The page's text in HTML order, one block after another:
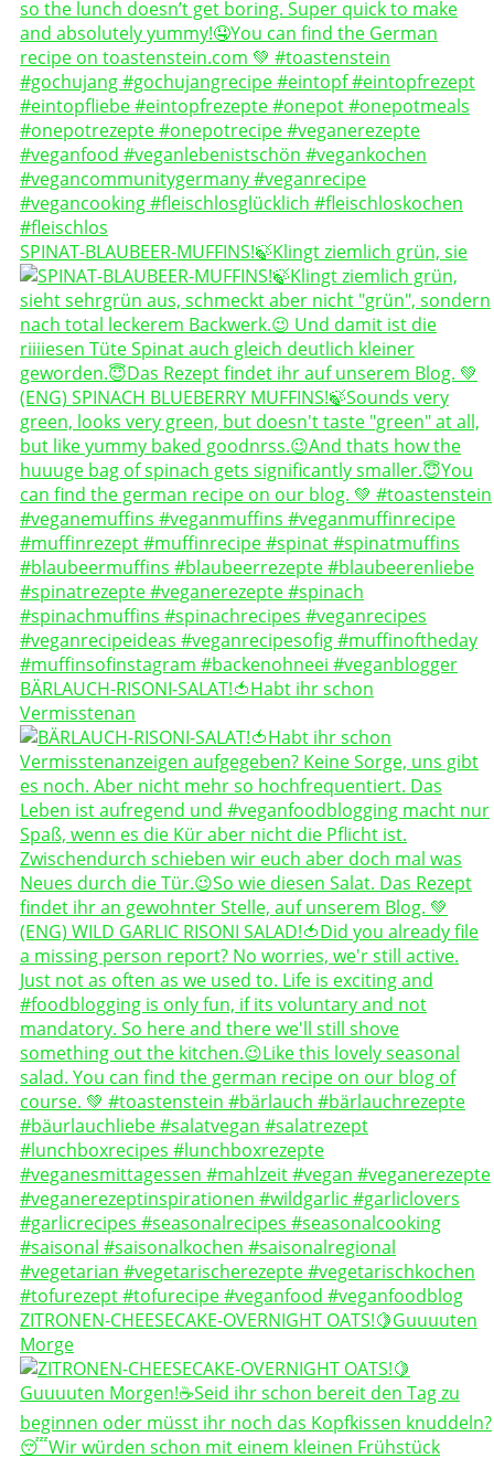
SPINAT-BLAUBEER-MUFFINS!🍃Klingt ziemlich grün, sie
BÄRLAUCH-RISONI-SALAT!🍅Habt ihr schon
Vermisstenan
ZITRONEN-CHEESECAKE-OVERNIGHT OATS!🍋Guuuuten
Morge